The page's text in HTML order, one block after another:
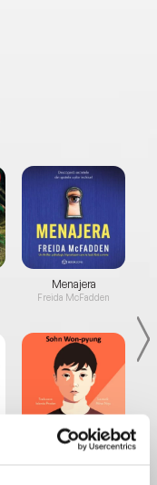
Menajera
Freida McFadden
Migdală